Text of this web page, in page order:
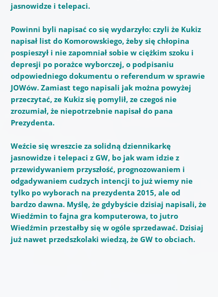
jasnowidze i telepaci.
Powinni byli napisać co się wydarzyło: czyli że Kukiz
napisał list do Komorowskiego, żeby się chłopina
pospieszył i nie zapomniał sobie w ciężkim szoku i
depresji po porażce wyborczej, o podpisaniu
odpowiedniego dokumentu o referendum w sprawie
JOWów. Zamiast tego napisali jak można powyżej
przeczytać, ze Kukiz się pomylił, ze czegoś nie
zrozumiał, że niepotrzebnie napisał do pana
Prezydenta.
Weźcie się wreszcie za solidną dziennikarkę
jasnowidze i telepaci z GW, bo jak wam idzie z
przewidywaniem przyszłość, prognozowaniem i
odgadywaniem cudzych intencji to już wiemy nie
tylko po wyborach na prezydenta 2015, ale od
bardzo dawna. Myślę, że gdybyście dzisiaj napisali, że
Wiedźmin to fajna gra komputerowa, to jutro
Wiedźmin przestałby się w ogóle sprzedawać. Dzisiaj
już nawet przedszkolaki wiedzą, że GW to obciach.